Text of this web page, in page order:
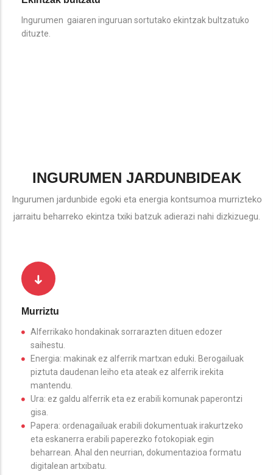
Ingurumen gaiaren inguruan sortutako ekintzak bultzatuko
dituzte.
INGURUMEN JARDUNBIDEAK
Ingurumen jardunbide egoki eta energia kontsumoa murrizteko
jarraitu beharreko ekintza txiki batzuk adierazi nahi dizkizuegu.
Murriztu
Alferrikako hondakinak sorrarazten dituen edozer
saihestu.
Energia: makinak ez alferrik martxan eduki. Berogailuak
piztuta daudenan leiho eta ateak ez alferrik irekita
mantendu.
Ura: ez galdu alferrik eta ez erabili komunak paperontzi
gisa.
Papera: ordenagailuak erabili dokumentuak irakurtzeko
eta eskanerra erabili paperezko fotokopiak egin
beharrean. Ahal den neurrian, dokumentazioa formatu
digitalean artxibatu.